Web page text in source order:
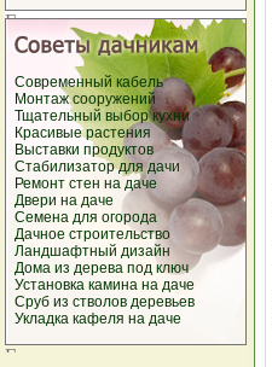
Современный кабель
Монтажсооружений
Тщательный выборкухни
Красивыерастения
Выставки продуктов
Стабилизатордля дачи
Ремонт стен на даче
Двери на даче
Семена для огорода
Дачное строительство
Ландшафтный дизайн
Дома из дерева под ключ
Установка камина на даче
Сруб из стволов деревьев
Укладка кафеля на даче